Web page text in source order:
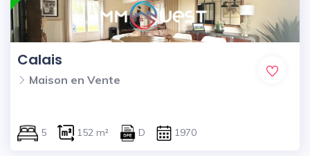
Calais
Maison en Vente
5 152 m² D 1970